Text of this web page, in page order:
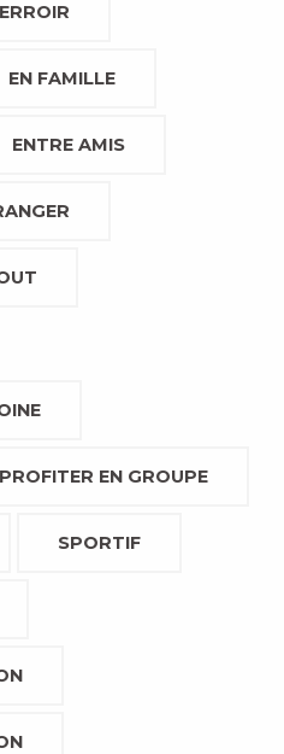
EN FAMILLE
ENTRE AMIS
PROFITER EN GROUPE
SPORTIF